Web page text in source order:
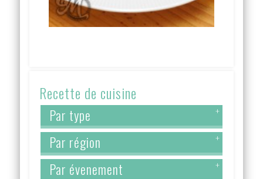
Recette de cuisine
Par type +
Par région +
Par évenement +